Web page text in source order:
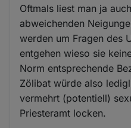
Oftmals liest man ja
abweichenden
werden um Fragen des
entgehen wieso sie
Norm entsprechende
Zölibat würde also
vermehrt (potentiell)
Priesteramt locken.